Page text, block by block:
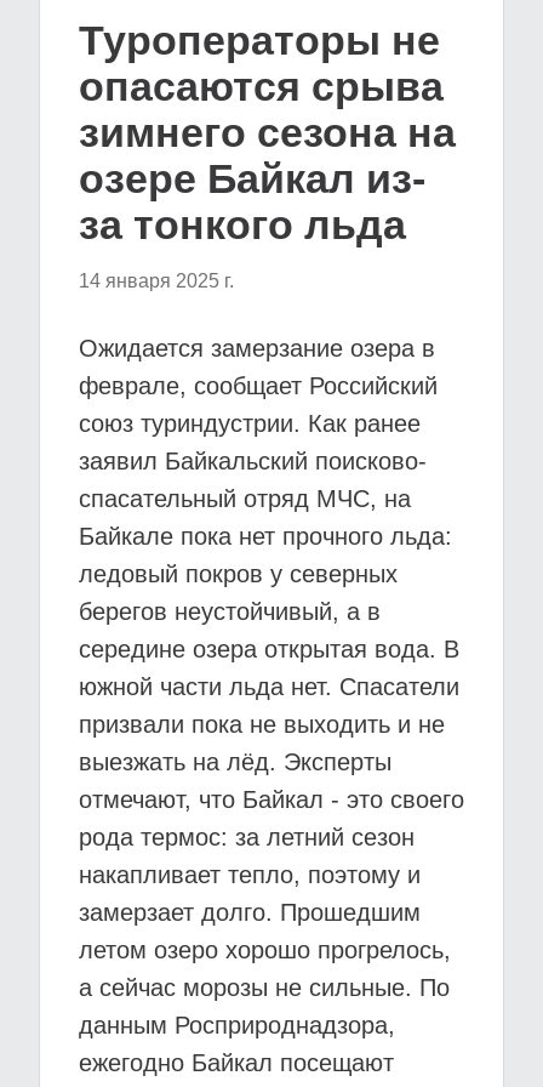
Туроператоры не
опасаются срыва
зимнего сезона на
озере Байкал из-
за тонкого льда
14 января 2025 г.
Ожидается замерзание озера в
феврале, сообщает Российский
союз туриндустрии. Как ранее
заявил Байкальский поисково-
спасательный отряд МЧС, на
Байкале пока нет прочного льда:
ледовый покров у северных
берегов неустойчивый, а в
середине озера открытая вода. В
южной части льда нет. Спасатели
призвали пока не выходить и не
выезжать на лёд. Эксперты
отмечают, что Байкал - это своего
рода термос: за летний сезон
накапливает тепло, поэтому и
замерзает долго. Прошедшим
летом озеро хорошо прогрелось,
а сейчас морозы не сильные. По
данным Росприроднадзора,
ежегодно Байкал посещают